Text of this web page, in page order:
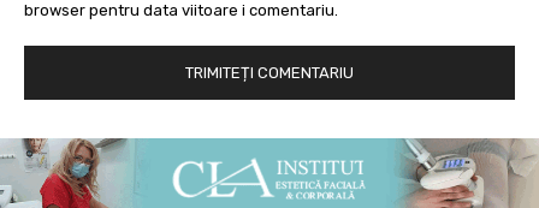
browser pentru data viitoare i comentariu.